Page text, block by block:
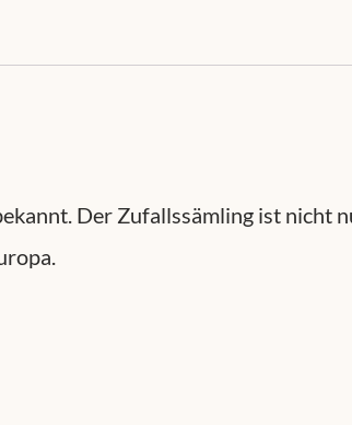
Der Zufallssämling ist nicht